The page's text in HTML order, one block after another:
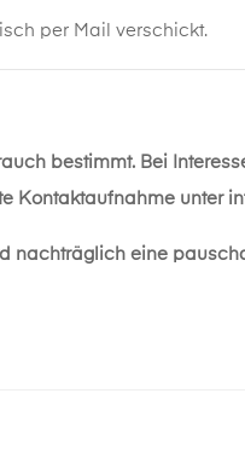
per Mail verschickt.
bestimmt. Bei
Kontaktaufnahme unter
nachträglich eine